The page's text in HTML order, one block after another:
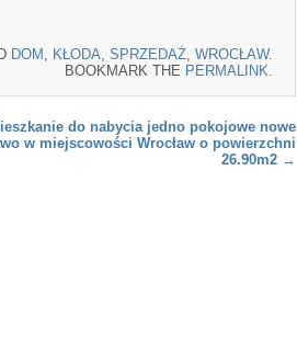
DOM KŁODA SPRZEDAŻ WROCŁAW.
BOOKMARK THE PERMALINK
do nabycia jedno pokojowe nowe
w miejscowości Wrocław o powierzchni
26.90m2 →